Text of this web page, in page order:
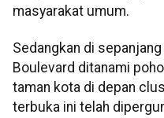
masyarakat umum.
Sedangkan di
Boulevard ditanami
taman kota di depan
terbuka ini telah